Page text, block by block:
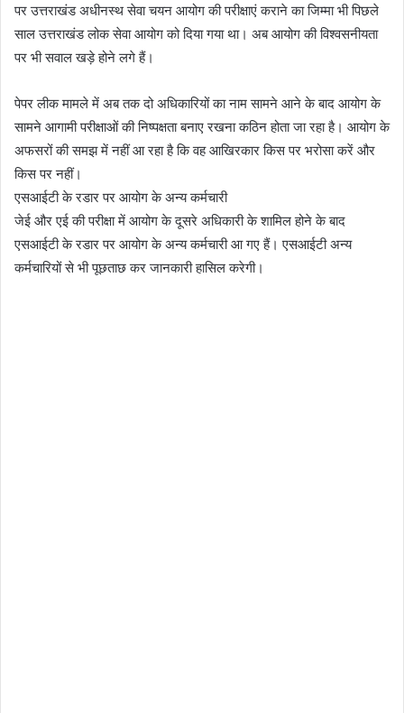
पर उत्तराखंड अधीनस्थ सेवा चयन आयोग की परीक्षाएं कराने का जिम्मा भी पिछले
साल उत्तराखंड लोक सेवा आयोग को दिया गया था। अब आयोग की विश्वसनीयता
पर भी सवाल खड़े होने लगे हैं।
पेपर लीक मामले में अब तक दो अधिकारियों का नाम सामने आने के बाद आयोग के
सामने आगामी परीक्षाओं की निष्पक्षता बनाए रखना कठिन होता जा रहा है। आयोग के
अफसरों की समझ में नहीं आ रहा है कि वह आखिरकार किस पर भरोसा करें और
किस पर नहीं।
एसआईटी के रडार पर आयोग के अन्य कर्मचारी
जेई और एई की परीक्षा में आयोग के दूसरे अधिकारी के शामिल होने के बाद
एसआईटी के रडार पर आयोग के अन्य कर्मचारी आ गए हैं। एसआईटी अन्य
कर्मचारियों से भी पूछताछ कर जानकारी हासिल करेगी।